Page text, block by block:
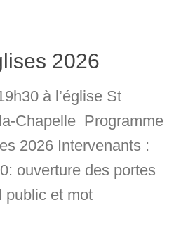
2026
à l’église St
Chapelle Programme
2026 Intervenants :
ouverture des portes
public et mot